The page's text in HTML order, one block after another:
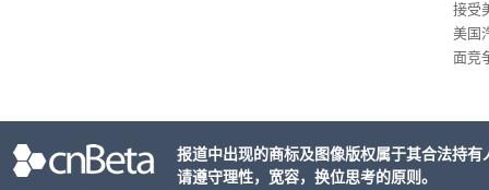
接受
美国
面竞
报道中出现的商标及图像版权属于其合法持
请遵守理性，宽容，换位思考的原则。